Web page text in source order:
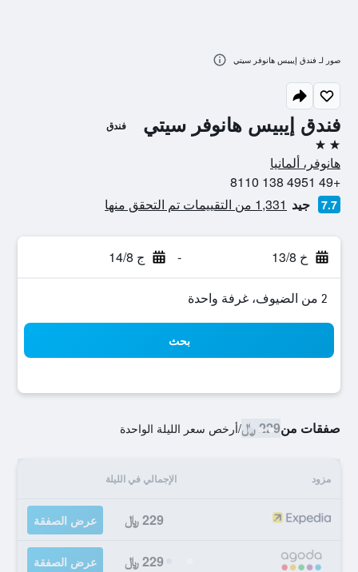
فندق إيبيس هانوفر سيتي فندق
2 نجمتين
هانوفر، ألمانيا
+49 4951 138 8110
7.7 جيد 1,331 من التقييمات تم التحقق منها
خ 13/8 - ج 14/8
2 من الضيوف، غرفة واحدة
بحث
صفقات من229 ﷼ /أرخص سعر الليلة الواحدة
مزود الإجمالي في الليلة
229 ﷼ عرض الصفقة
229 ﷼ عرض الصفقة
صور لـ فندق إيبيس هانوفر سيتي